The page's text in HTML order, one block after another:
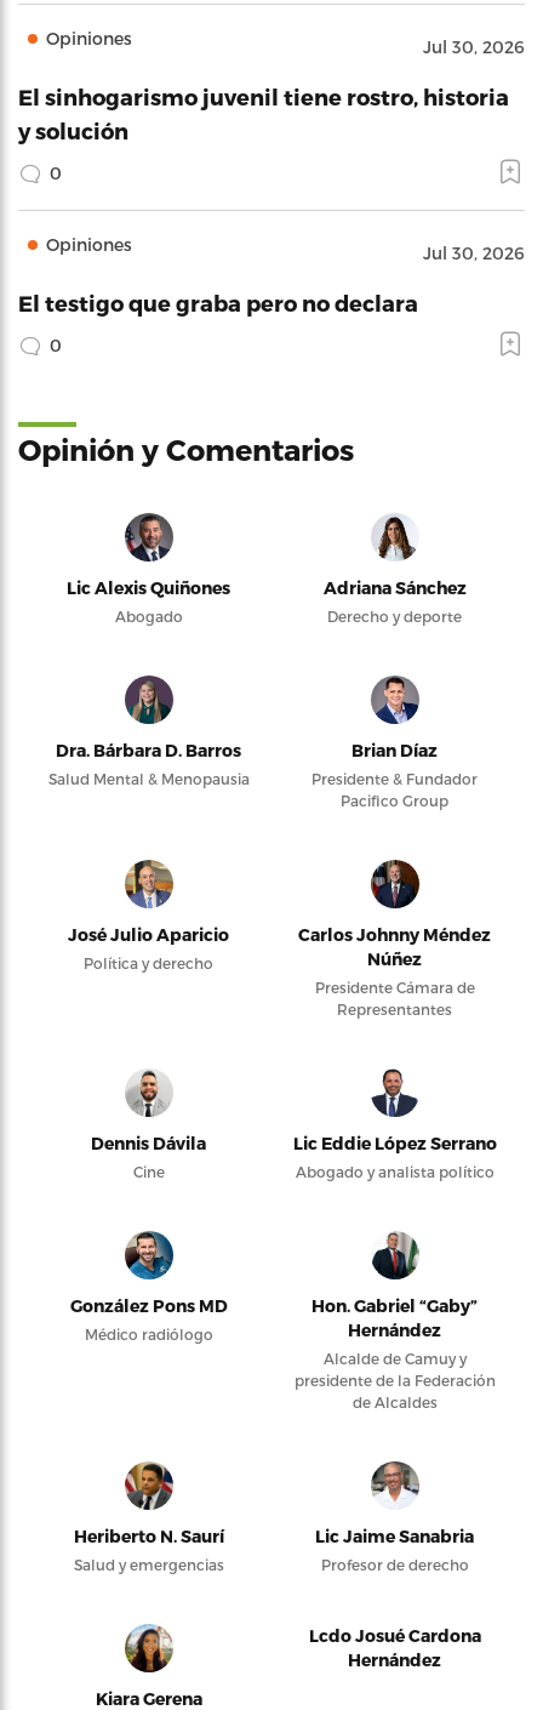
Opiniones Jul 30, 2026
El sinhogarismo juvenil tiene rostro, historia
y solución
0
Opiniones Jul 30, 2026
El testigo que graba pero no declara
0
Opinión y Comentarios
Lic Alexis Quiñones
Abogado
Adriana Sánchez
Derecho y deporte
Dra. Bárbara D. Barros
Salud Mental & Menopausia
Brian Díaz
Presidente & Fundador
Pacifico Group
José Julio Aparicio
Política y derecho
Carlos Johnny Méndez
Núñez
Presidente Cámara de
Representantes
Dennis Dávila
Cine
Lic Eddie López Serrano
Abogado y analista político
González Pons MD
Médico radiólogo
Hon. Gabriel “Gaby”
Hernández
Alcalde de Camuy y
presidente de la Federación
de Alcaldes
Heriberto N. Saurí
Salud y emergencias
Lic Jaime Sanabria
Profesor de derecho
Kiara Gerena
Lcdo Josué Cardona
Hernández